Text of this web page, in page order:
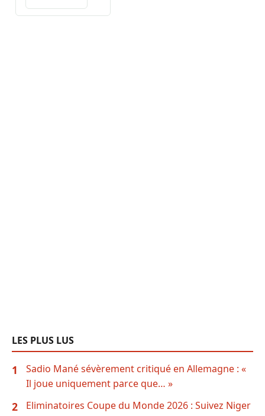
LES PLUS LUS
1
Sadio Mané sévèrement critiqué en Allemagne : «
Il joue uniquement parce que… »
2
Eliminatoires Coupe du Monde 2026 : Suivez Niger